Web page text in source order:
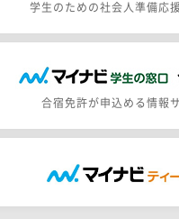
学生のための社会人準備応
合宿免許が申込める情報